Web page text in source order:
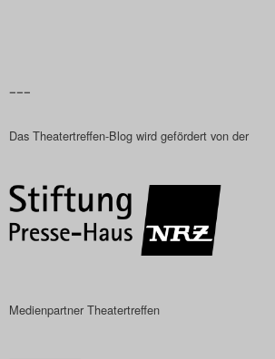
–––
Das Theatertreffen-Blog wird gefördert von der
Medienpartner Theatertreffen